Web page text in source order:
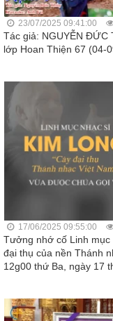
23/07/2025 09:41:00
Tác giả: NGUYỄN ĐỨC
lớp Hoan Thiện 67 (04-
17/06/2025 09:55:00
Tưởng nhớ cố Linh mục
đại thụ của nền Thánh
12g00 thứ Ba, ngày 17